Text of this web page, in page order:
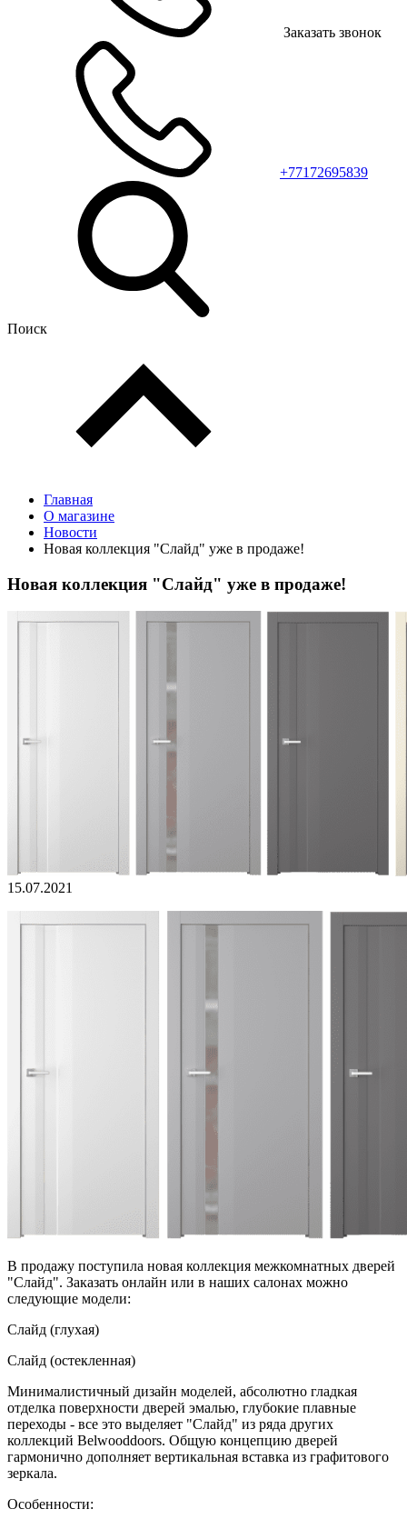
Заказать звонок
+77172695839
Поиск
Главная
О магазине
Новости
Новая коллекция "Слайд" уже в продаже!
Новая коллекция "Слайд" уже в продаже!
15.07.2021
В продажу поступила новая коллекция межкомнатных дверей
"Слайд". Заказать онлайн или в наших салонах можно
следующие модели:
Слайд (глухая)
Слайд (остекленная)
Минималистичный дизайн моделей, абсолютно гладкая
отделка поверхности дверей эмалью, глубокие плавные
переходы - все это выделяет "Слайд" из ряда других
коллекций Belwooddoors. Общую концепцию дверей
гармонично дополняет вертикальная вставка из графитового
зеркала.
Особенности: